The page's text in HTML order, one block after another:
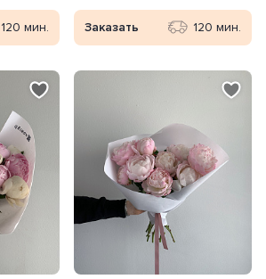
120 мин. Заказать 120 мин.